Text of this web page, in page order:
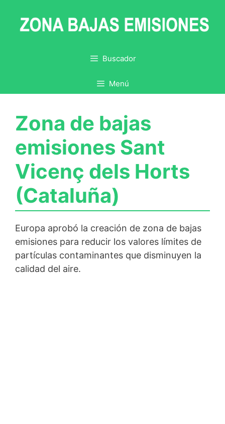
contenido
Buscador
Menú
Zona de bajas
emisiones Sant
Vicenç dels Horts
(Cataluña)
Europa aprobó la creación de zona de bajas
emisiones para reducir los valores límites de
partículas contaminantes que disminuyen la
calidad del aire.